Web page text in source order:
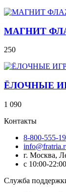
МАГНИТ
250
ЁЛОЧНЫЕ
1 090
Контакты
8-800-555-
г. Москва,
с 10:00-
Служба